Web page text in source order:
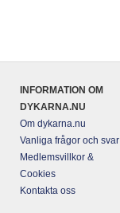
INFORMATION OM
DYKARNA.NU
Om dykarna.nu
Vanliga frågor och svar
Medlemsvillkor &
Cookies
Kontakta oss